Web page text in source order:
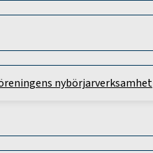
nybörjarverksamhet